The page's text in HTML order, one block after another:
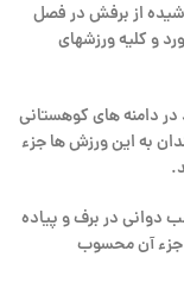
از برفش در فصل
و کلیه ورزشهای
دامنه های کوهستانی
به این ورزش ها جزء
دوانی در برف و پیاده
جزء آن محسوب